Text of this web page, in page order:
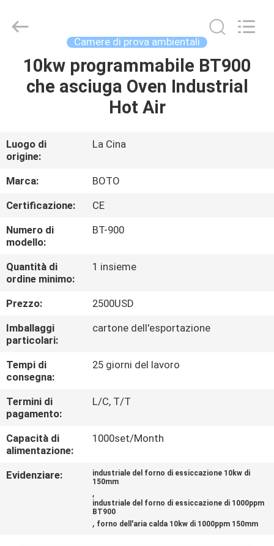
CASA
CIRCA
NOI
GIRO
DELLA
FABBRICA
CONTROLLO
DI
QUALITÀ
CONTATTICI
RICHIEDA
CITAZIONE
MAPPA
GROUP
LTD.
Camere di prova ambientali
10kw programmabile BT900
che asciuga Oven Industrial
Hot Air
Luogo di
origine:
La Cina
Marca:
BOTO
Certificazione:
CE
Numero di
modello:
BT-900
Quantità di
ordine minimo:
1 insieme
Prezzo:
2500USD
Imballaggi
particolari:
cartone dell'esportazione
Tempi di
consegna:
25 giorni del lavoro
Termini di
pagamento:
L/C, T/T
Capacità di
alimentazione:
1000set/Month
Evidenziare:
industriale del forno di essiccazione 10kw di
150mm
,
industriale del forno di essiccazione di 1000ppm
BT900
, forno dell'aria calda 10kw di 1000ppm 150mm